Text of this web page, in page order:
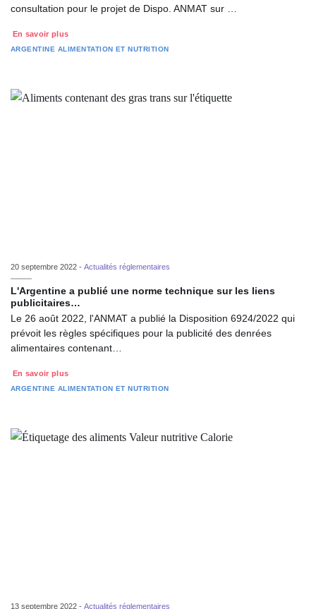
consultation pour le projet de Dispo. ANMAT sur …
En savoir plus
ARGENTINE ALIMENTATION ET NUTRITION
20 septembre 2022 - Actualités réglementaires
L'Argentine a publié une norme technique sur les liens
publicitaires…
Le 26 août 2022, l'ANMAT a publié la Disposition 6924/2022 qui
prévoit les règles spécifiques pour la publicité des denrées
alimentaires contenant…
En savoir plus
ARGENTINE ALIMENTATION ET NUTRITION
13 septembre 2022 - Actualités réglementaires